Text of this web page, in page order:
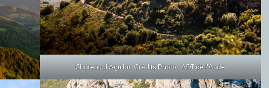
Château d'Aguilar. Crédits Photo : ADT de l'Aude